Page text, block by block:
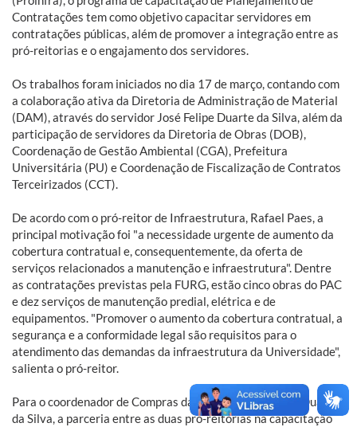
Contratações tem como objetivo capacitar servidores em
contratações públicas, além de promover a integração entre as
pró-reitorias e o engajamento dos servidores.
Os trabalhos foram iniciados no dia 17 de março, contando com
a colaboração ativa da Diretoria de Administração de Material
(DAM), através do servidor José Felipe Duarte da Silva, além da
participação de servidores da Diretoria de Obras (DOB),
Coordenação de Gestão Ambiental (CGA), Prefeitura
Universitária (PU) e Coordenação de Fiscalização de Contratos
Terceirizados (CCT).
De acordo com o pró-reitor de Infraestrutura, Rafael Paes, a
principal motivação foi "a necessidade urgente de aumento da
cobertura contratual e, consequentemente, da oferta de
serviços relacionados a manutenção e infraestrutura". Dentre
as contratações previstas pela FURG, estão cinco obras do PAC
e dez serviços de manutenção predial, elétrica e de
equipamentos. "Promover o aumento da cobertura contratual, a
segurança e a conformidade legal são requisitos para o
atendimento das demandas da infraestrutura da Universidade",
salienta o pró-reitor.
Para o coordenador de Compras da Proplad, José Felipe Duarte
da Silva, a parceria entre as duas pró-reitorias na capacitação